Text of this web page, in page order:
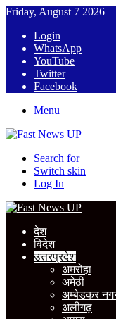
Friday, August 7 2026
Login
WhatsApp
YouTube
Twitter
Facebook
Menu
Search for
Switch skin
Log In
देश
विदेश
उत्तरप्रदेश
अमरोहा
अमेठी
अम्बेडकर
अलीगढ़